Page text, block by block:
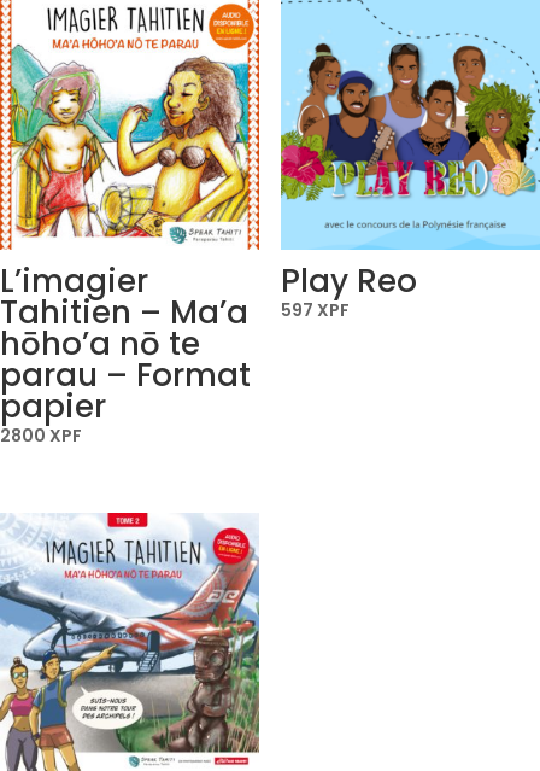
L’imagier
Tahitien – Ma’a
hōho’a nō te
parau – Format
papier
2800 XPF
Play Reo
597 XPF